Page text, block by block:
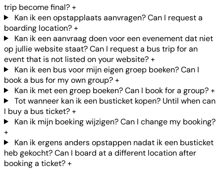
trip become final?+
Kan ik een opstapplaats aanvragen? Can I request a
boarding location?+
Kan ik een aanvraag doen voor een evenement dat niet
op jullie website staat? Can I request a bus trip for an
event that is not listed on your website?+
Kan ik een bus voor mijn eigen groep boeken? Can I
book a bus for my own group?+
Kan ik met een groep boeken? Can I book for a group?+
Tot wanneer kan ik een busticket kopen? Until when can
I buy a bus ticket?+
Kan ik mijn boeking wijzigen? Can I change my booking?
+
Kan ik ergens anders opstappen nadat ik een busticket
heb gekocht? Can I board at a different location after
booking a ticket?+